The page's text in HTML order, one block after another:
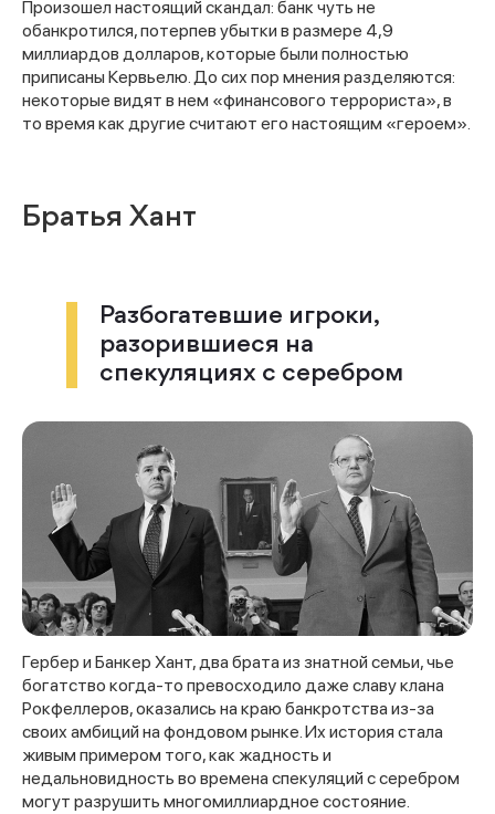
Произошел настоящий скандал: банк чуть не
обанкротился, потерпев убытки в размере 4,9
миллиардов долларов, которые были полностью
приписаны Кервьелю. До сих пор мнения разделяются:
некоторые видят в нем «финансового террориста», в
то время как другие считают его настоящим «героем».
Братья Хант
Разбогатевшие игроки,
разорившиеся на
спекуляциях с серебром
Гербер и Банкер Хант, два брата из знатной семьи, чье
богатство когда-то превосходило даже славу клана
Рокфеллеров, оказались на краю банкротства из-за
своих амбиций на фондовом рынке. Их история стала
живым примером того, как жадность и
недальновидность во времена спекуляций с серебром
могут разрушить многомиллиардное состояние.